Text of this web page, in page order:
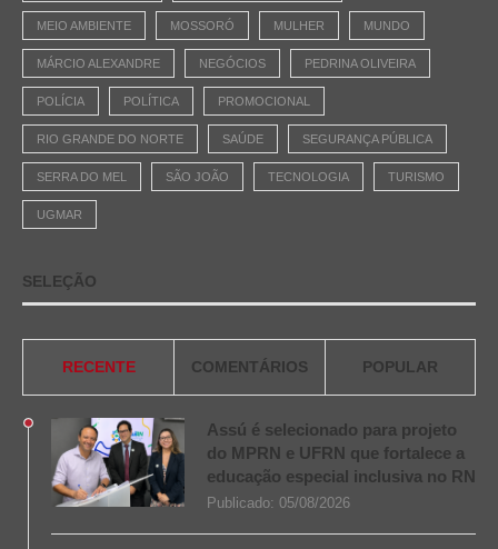
MEIO AMBIENTE MOSSORÓ MULHER MUNDO
MÁRCIO ALEXANDRE NEGÓCIOS PEDRINA OLIVEIRA
POLÍCIA POLÍTICA PROMOCIONAL
RIO GRANDE DO NORTE SAÚDE SEGURANÇA PÚBLICA
SERRA DO MEL SÃO JOÃO TECNOLOGIA TURISMO
UGMAR
SELEÇÃO
RECENTE COMENTÁRIOS POPULAR
Assú é selecionado para projeto
do MPRN e UFRN que fortalece a
educação especial inclusiva no RN
Publicado: 05/08/2026